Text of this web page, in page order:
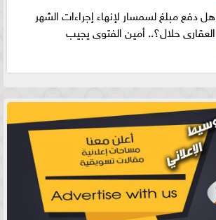
هل دفع مبلغ لسمسار لإنهاء إجراءات الشهر
العقارى حلال؟.. أمين الفتوى يجيب